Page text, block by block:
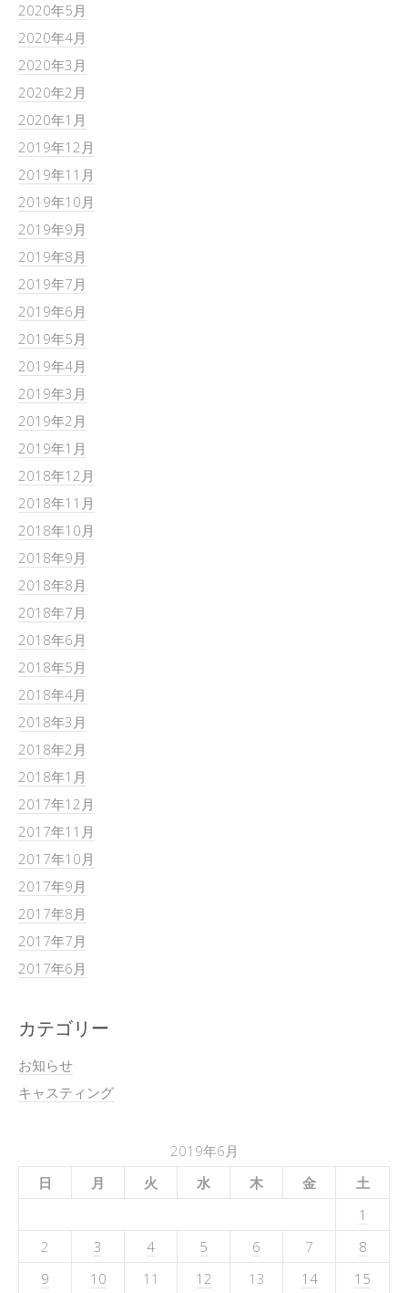
2020年5月
2020年4月
2020年3月
2020年2月
2020年1月
2019年12月
2019年11月
2019年10月
2019年9月
2019年8月
2019年7月
2019年6月
2019年5月
2019年4月
2019年3月
2019年2月
2019年1月
2018年12月
2018年11月
2018年10月
2018年9月
2018年8月
2018年7月
2018年6月
2018年5月
2018年4月
2018年3月
2018年2月
2018年1月
2017年12月
2017年11月
2017年10月
2017年9月
2017年8月
2017年7月
2017年6月
カテゴリー
お知らせ
キャスティング
2019年6月
日
月 火 水 木 金
土
1
2
3 4 5 6 7
8
9
10 11 12 13 14
15